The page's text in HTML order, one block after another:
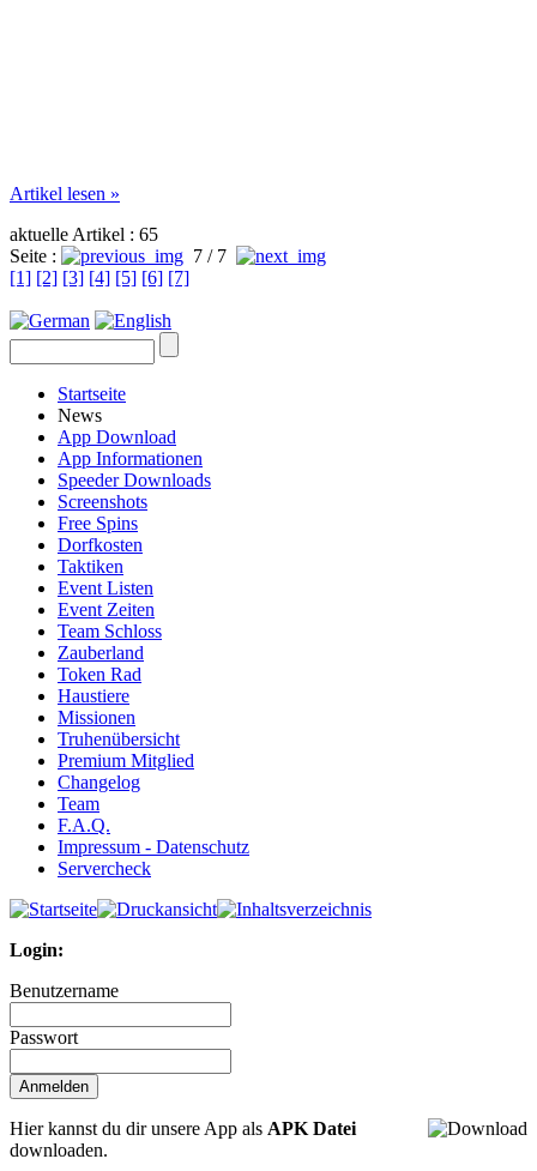
Artikel lesen »
aktuelle Artikel : 65
Seite :
7 / 7
[1] [2] [3] [4] [5] [6] [7]
Startseite
News
App Download
App Informationen
Speeder Downloads
Screenshots
Free Spins
Dorfkosten
Taktiken
Event Listen
Event Zeiten
Team Schloss
Zauberland
Token Rad
Haustiere
Missionen
Truhenübersicht
Premium Mitglied
Changelog
Team
F.A.Q.
Impressum - Datenschutz
Servercheck
Login:
Benutzername
Passwort
Hier kannst du dir unsere App als APK Datei
downloaden.